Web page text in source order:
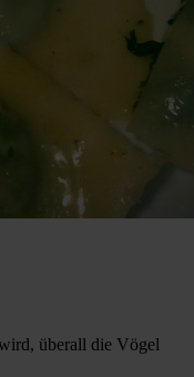
überall die Vögel